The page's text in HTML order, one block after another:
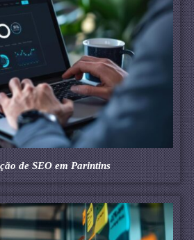
de SEO em Parintins